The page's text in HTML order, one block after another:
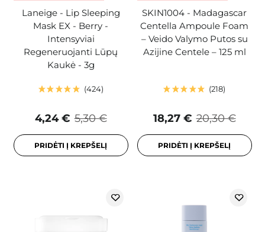
Laneige - Lip Sleeping
Mask EX - Berry -
Intensyviai
Regeneruojanti Lūpų
Kaukė - 3g
424
5,30 €
4,24 €
PRIDĖTI Į KREPŠELĮ
SKIN1004 - Madagascar
Centella Ampoule Foam
– Veido Valymo Putos su
Azijine Centele – 125 ml
218
20,30 €
18,27 €
PRIDĖTI Į KREPŠELĮ